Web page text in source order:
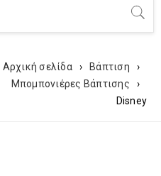
Αρχική σελίδα › Βάπτιση
›
Μπομπονιέρες Βάπτισης
›
Disney